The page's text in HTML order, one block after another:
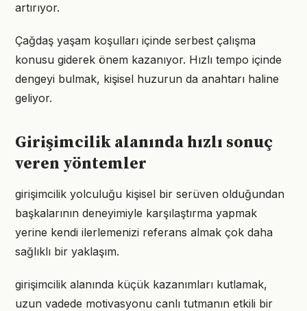
artırıyor.
Çağdaş yaşam koşulları içinde serbest çalışma
konusu giderek önem kazanıyor. Hızlı tempo içinde
dengeyi bulmak, kişisel huzurun da anahtarı haline
geliyor.
Girişimcilik alanında hızlı sonuç
veren yöntemler
girişimcilik yolculuğu kişisel bir serüven olduğundan
başkalarının deneyimiyle karşılaştırma yapmak
yerine kendi ilerlemenizi referans almak çok daha
sağlıklı bir yaklaşım.
girişimcilik alanında küçük kazanımları kutlamak,
uzun vadede motivasyonu canlı tutmanın etkili bir